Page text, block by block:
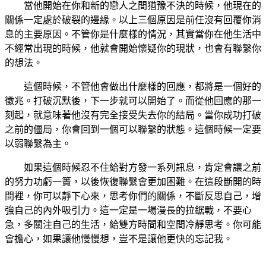
當他開始在你和新的戀人之間猶豫不決的時候，他現在的
關係一定處於破裂的邊緣。以上三個原因是前任沒有回覆你消
息的主要原因。不管你是什麼樣的情況，其實當你在他生活中
不經常出現的時候，他就會開始懷疑你的現狀，也會有聯繫你
的想法。
這個時候，不管他會做出什麼樣的回應，都將是一個好的
徵兆。打破沉默後，下一步就可以開始了。而從他回應的那一
刻起，就意味著他沒有完全接受失去你的結局。當你成功打破
之前的僵局，你會回到一個可以聯繫的狀態。這個時候一定要
以弱聯繫為主。
如果這個時候忍不住給對方發一系列訊息，肯定會讓之前
的努力功虧一簣，以後恢復聯繫會更加困難。在這段斷開的時
間裡，你可以靜下心來，思考你們的關係，不斷反思自己，增
強自己的內外吸引力。這一定是一場漫長的拉鋸戰，不要心
急，多關注自己的生活，給雙方時間和空間冷靜思考。你可能
會擔心，如果讓他慢慢想，豈不是讓他更快的忘記我。